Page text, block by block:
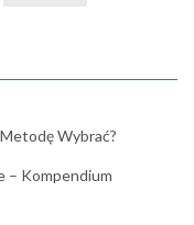
Wybrać?
– Kompendium